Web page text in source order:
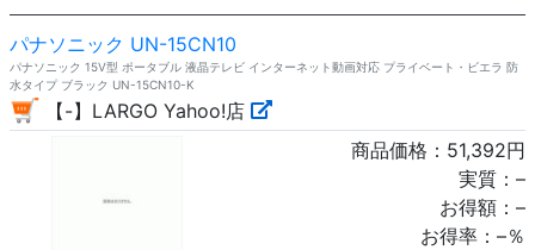
パナソニック UN-15CN10
パナソニック 15V型 ポータブル 液晶テレビ インターネット動画対応 プライベート・ビエラ 防
水タイプ ブラック UN-15CN10-K
【-】LARGO Yahoo!店
商品価格： 51,392円
実質： –
お得額： –
お得率： –％